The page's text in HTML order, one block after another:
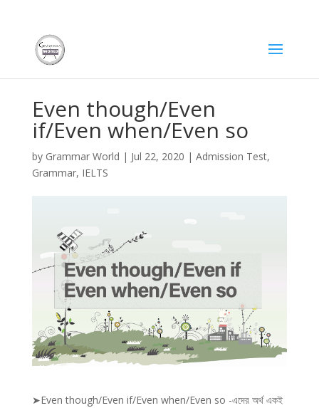
Even though/Even
if/Even when/Even so
by Grammar World | Jul 22, 2020 | Admission Test,
Grammar, IELTS
➤Even though/Even if/Even when/Even so -এদের অর্থ একই